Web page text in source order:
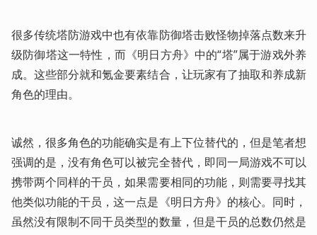
很多传统塔防游戏中也有依靠防御塔击败怪物掉落点数来升
级防御塔这一特性，而《明日方舟》中的“塔”属于游戏外养
成。这些部分就和氪金要素结合，让玩家有了抽取和养成新
角色的理由。
诚然，很多角色的功能确实是有上下位替代的，但是笔者想
强调的是，没有角色可以被完全替代，即同一局游戏不可以
携带两个同样的干员，如果需要相同的功能，则需要寻找其
他类似功能的干员，这一点是《明日方舟》的核心。同时，
虽然没有限制不同干员类型的数量，但是干员的总数仍然是